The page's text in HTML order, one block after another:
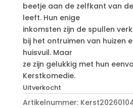
beetje aan de zelfkant van
leeft. Hun enige
inkomsten zijn de spullen
bij het ontruimen van huizen
huisvuil. Maar
ze zijn gelukkig met hun
Kerstkomedie.
Uitverkocht
Artikelnummer: